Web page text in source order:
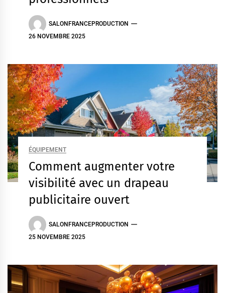
SALONFRANCEPRODUCTION
26 NOVEMBRE 2025
ÉQUIPEMENT
Comment augmenter votre
visibilité avec un drapeau
publicitaire ouvert
SALONFRANCEPRODUCTION
25 NOVEMBRE 2025